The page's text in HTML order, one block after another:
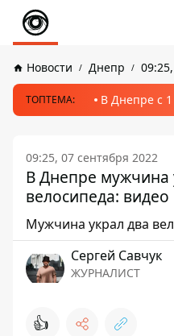
Новости Днепр
ТОПТЕМА: В Днепре с
09:25, 07 сентября 2022
В Днепре мужчина
велосипеда:
Мужчина украл два
Сергей Савчук
ЖУРНАЛИСТ
👍